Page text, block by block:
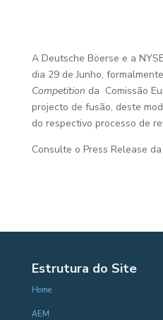
A Deutsche Böerse e a
dia 29 de Junho,
Competition da Comissão
projecto de fusão, deste
do respectivo processo de
Consulte o Press Release
Estrutura do Site
Home
AEM